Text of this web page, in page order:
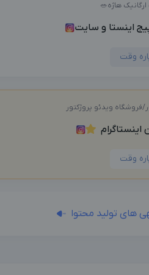
هاژه🥗
اینستا و سایت
وقت
فروشگاه ویدئو پروژکتور
وقت
های تولید محتوا